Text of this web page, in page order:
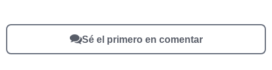
Otro
Sé el primero en comentar